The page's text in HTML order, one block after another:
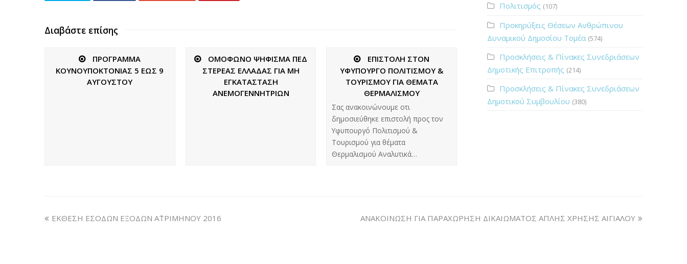
Διαβάστε επίσης
ΠΡΟΓΡΑΜΜΑ
ΚΟΥΝΟΥΠΟΚΤΟΝΙΑΣ 5 ΕΩΣ 9
ΑΥΓΟΥΣΤΟΥ
ΟΜΟΦΩΝΟ ΨΗΦΙΣΜΑ ΠΕΔ
ΣΤΕΡΕΑΣ ΕΛΛΑΔΑΣ ΓΙΑ ΜΗ
ΕΓΚΑΤΑΣΤΑΣΗ
ΑΝΕΜΟΓΕΝΝΗΤΡΙΩΝ
ΕΠΙΣΤΟΛΗ ΣΤΟΝ
ΥΦΥΠΟΥΡΓΟ ΠΟΛΙΤΙΣΜΟΥ &
ΤΟΥΡΙΣΜΟΥ ΓΙΑ ΘΕΜΑΤΑ
ΘΕΡΜΑΛΙΣΜΟΥ
Σας ανακοινώνουμε οτι
δημοσιεύθηκε επιστολή προς τον
Υφυπουργό Πολιτισμού &
Τουρισμού για θέματα
Θερμαλισμού Αναλυτικά…
Πολιτισμός (107)
Προκηρύξεις Θέσεων Ανθρώπινου
Δυναμικού Δημοσίου Τομέα (574)
Προσκλήσεις & Πίνακες Συνεδριάσεων
Δημοτικής Επιτροπής (214)
Προσκλήσεις & Πίνακες Συνεδριάσεων
Δημοτικού Συμβουλίου (380)
ΕΚΘΕΣΗ ΕΣΟΔΩΝ ΕΞΟΔΩΝ Α΄ΤΡΙΜΗΝΟΥ 2016 ΑΝΑΚΟΙΝΩΣΗ ΓΙΑ ΠΑΡΑΧΩΡΗΣΗ ΔΙΚΑΙΩΜΑΤΟΣ ΑΠΛΗΣ ΧΡΗΣΗΣ ΑΙΓΙΑΛΟΥ